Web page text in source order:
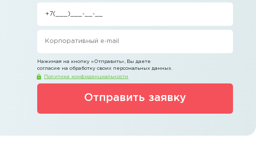
Отправить заявку
Нажимая на кнопку «Отправить» , Вы даете
согласие на обработку своих персональных данных.
Политика конфиденциальности